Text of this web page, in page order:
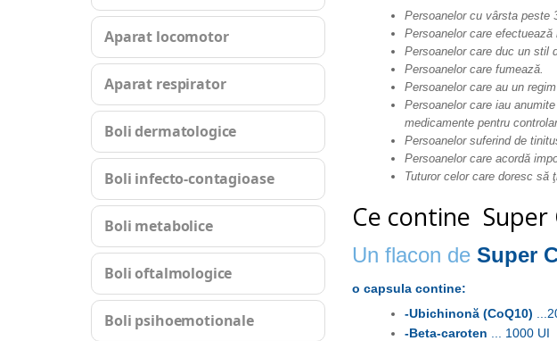
Aparat locomotor
Aparat respirator
Boli dermatologice
Boli infecto-contagioase
Boli metabolice
Boli oftalmologice
Boli psihoemotionale
Persoanelor cu vârsta peste
Persoanelor care
Persoanelor care duc un stil
Persoanelor care fumează.
Persoanelor care au un
Persoanelor care iau
medicamente pentru
Persoanelor suferind de
Persoanelor care acordă
Tuturor celor care doresc să
Ce contine Super
Un flacon de Super
o capsula contine:
-Ubichinonă (CoQ10)
-Beta-caroten ... 1000 UI